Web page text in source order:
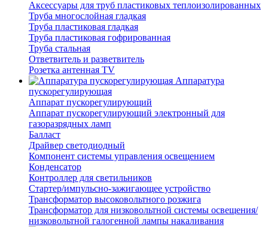
Аксессуары для труб пластиковых теплоизолированных
Труба многослойная гладкая
Труба пластиковая гладкая
Труба пластиковая гофрированная
Труба стальная
Ответвитель и разветвитель
Розетка антенная TV
Аппаратура
пускорегулирующая
Аппарат пускорегулирующий
Аппарат пускорегулирующий электронный для
газоразрядных ламп
Балласт
Драйвер светодиодный
Компонент системы управления освещением
Конденсатор
Контроллер для светильников
Стартер/импульсно-зажигающее устройство
Трансформатор высоковольтного розжига
Трансформатор для низковольтной системы освещения/
низковольтной галогенной лампы накаливания